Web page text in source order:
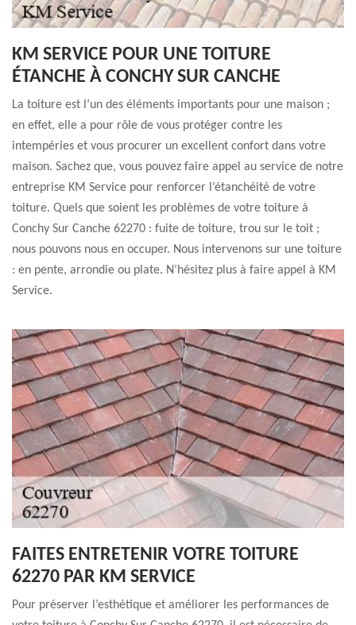
KM SERVICE POUR UNE TOITURE
ÉTANCHE À CONCHY SUR CANCHE
La toiture est l’un des éléments importants pour une maison ;
en effet, elle a pour rôle de vous protéger contre les
intempéries et vous procurer un excellent confort dans votre
maison. Sachez que, vous pouvez faire appel au service de notre
entreprise KM Service pour renforcer l’étanchéité de votre
toiture. Quels que soient les problèmes de votre toiture à
Conchy Sur Canche 62270 : fuite de toiture, trou sur le toit ;
nous pouvons nous en occuper. Nous intervenons sur une toiture
: en pente, arrondie ou plate. N’hésitez plus à faire appel à KM
Service.
FAITES ENTRETENIR VOTRE TOITURE
62270 PAR KM SERVICE
Pour préserver l’esthétique et améliorer les performances de